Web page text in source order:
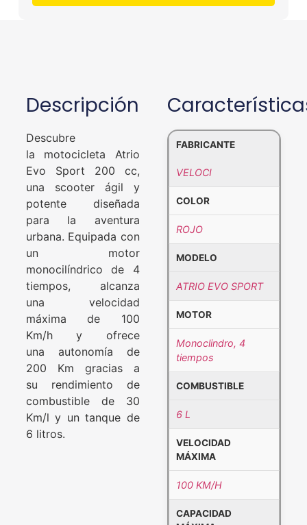
Descripción
Descubre
la motocicleta Atrio
Evo Sport 200 cc,
una scooter ágil y
potente diseñada
para la aventura
urbana. Equipada con
un motor
monocilíndrico de 4
tiempos, alcanza
una velocidad
máxima de 100
Km/h y ofrece
una autonomía de
200 Km gracias a
su rendimiento de
combustible de 30
Km/l y un tanque de
6 litros.
FABRICANTE
VELOCI
COLOR
ROJO
MODELO
ATRIO EVO SPORT
MOTOR
Monoclindro, 4
tiempos
COMBUSTIBLE
6 L
VELOCIDAD
MÁXIMA
100 KM/H
CAPACIDAD